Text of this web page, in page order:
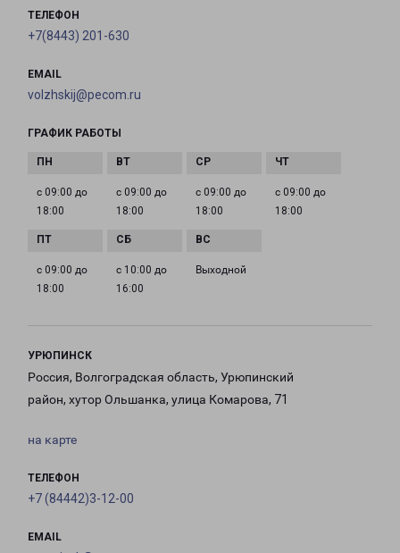
ТЕЛЕФОН
+7(8443) 201-630
EMAIL
volzhskij@pecom.ru
ГРАФИК РАБОТЫ
с 09:00 до
18:00
с 09:00 до
18:00
с 09:00 до
18:00
с 09:00 до
18:00
с 09:00 до
18:00
с 10:00 до
16:00
Выходной
УРЮПИНСК
Россия, Волгоградская область, Урюпинский
район, хутор Ольшанка, улица Комарова, 71
на карте
ТЕЛЕФОН
+7 (84442)3-12-00
EMAIL